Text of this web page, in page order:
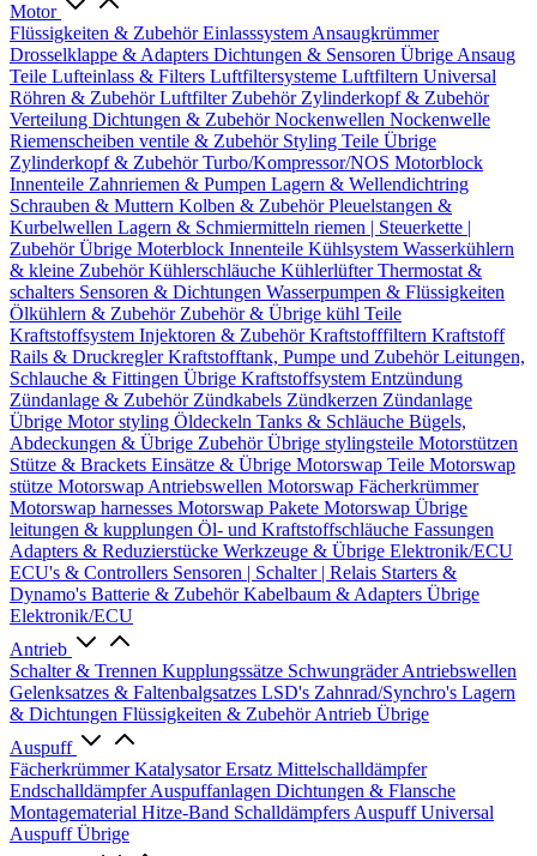
Motor
Flüssigkeiten & ZubehörEinlasssystem Ansaugkrümmer
Drosselklappe & Adapters Dichtungen & Sensoren Übrige Ansaug
Teile Lufteinlass & Filters Luftfiltersysteme Luftfiltern Universal
Röhren & ZubehörLuftfilter Zubehör Zylinderkopf & Zubehör
Verteilung Dichtungen & ZubehörNockenwellen Nockenwelle
Riemenscheiben ventile & Zubehör Styling Teile Übrige
Zylinderkopf & ZubehörTurbo/Kompressor/NOS Motorblock
Innenteile Zahnriemen & Pumpen Lagern & Wellendichtring
Schrauben & Muttern Kolben & ZubehörPleuelstangen &
Kurbelwellen Lagern & Schmiermitteln riemen | Steuerkette |
ZubehörÜbrige Moterblock Innenteile Kühlsystem Wasserkühlern
& kleine ZubehörKühlerschläuche KühlerlüfterThermostat &
schalters Sensoren & Dichtungen Wasserpumpen & Flüssigkeiten
Ölkühlern & Zubehör Zubehör & Übrige kühl Teile
Kraftstoffsystem Injektoren & ZubehörKraftstofffiltern Kraftstoff
Rails & DruckreglerKraftstofftank, Pumpe und ZubehörLeitungen,
Schlauche & Fittingen Übrige Kraftstoffsystem Entzündung
Zündanlage & Zubehör Zündkabels Zündkerzen Zündanlage
Übrige Motor styling Öldeckeln Tanks & Schläuche Bügels,
Abdeckungen & Übrige ZubehörÜbrige stylingsteile Motorstützen
Stütze & Brackets Einsätze & Übrige Motorswap Teile Motorswap
stütze Motorswap Antriebswellen Motorswap Fächerkrümmer
Motorswap harnesses Motorswap Pakete Motorswap Übrige
leitungen & kupplungen Öl- und Kraftstoffschläuche Fassungen
Adapters & Reduzierstücke Werkzeuge & Übrige Elektronik/ECU
ECU's & Controllers Sensoren | Schalter | Relais Starters &
Dynamo's Batterie & ZubehörKabelbaum & Adapters Übrige
Elektronik/ECU
Antrieb
Schalter & Trennen Kupplungssätze SchwungräderAntriebswellen
Gelenksatzes & Faltenbalgsatzes LSD's Zahnrad/Synchro's Lagern
& Dichtungen Flüssigkeiten & ZubehörAntrieb Übrige
Auspuff
FächerkrümmerKatalysator Ersatz Mittelschalldämpfer
EndschalldämpferAuspuffanlagen Dichtungen & Flansche
Montagematerial Hitze-Band Schalldämpfers Auspuff Universal
Auspuff Übrige